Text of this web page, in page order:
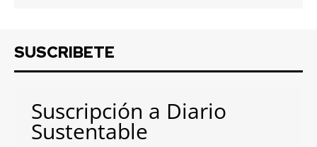
SUSCRIBETE
Suscripción a Diario
Sustentable